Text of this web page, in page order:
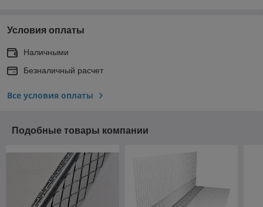
Условия оплаты
Наличными
Безналичный расчет
Все условия оплаты
Подобные товары компании